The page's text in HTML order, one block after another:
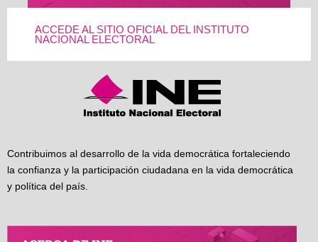
ACCEDE AL SITIO OFICIAL DEL INSTITUTO
NACIONAL ELECTORAL
Contribuimos al desarrollo de la vida democrática fortaleciendo
la confianza y la participación ciudadana en la vida democrática
y política del país.